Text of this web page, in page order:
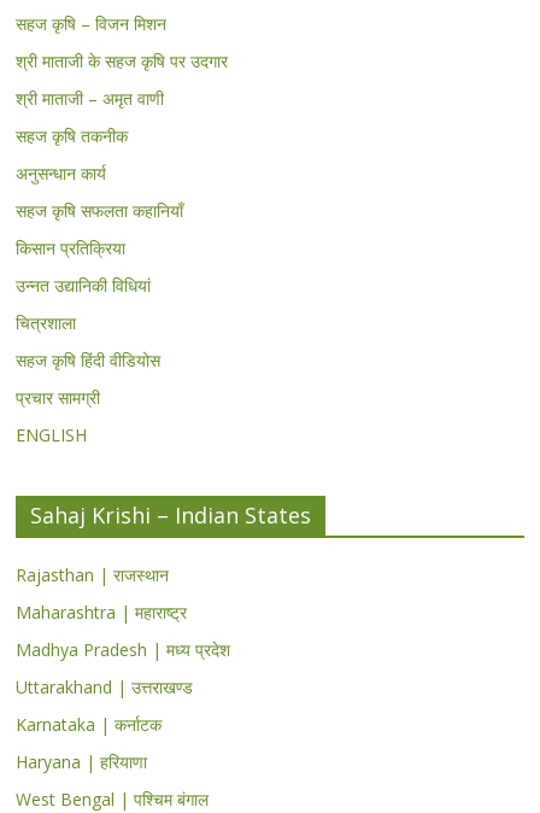
सहज कृषि – विजन मिशन
श्री माताजी के सहज कृषि पर उदगार
श्री माताजी – अमृत वाणी
सहज कृषि तकनीक
अनुसन्धान कार्य
सहज कृषि सफलता कहानियाँ
किसान प्रतिक्रिया
उन्नत उद्यानिकी विधियां
चित्रशाला
सहज कृषि हिंदी वीडियोस
प्रचार सामग्री
ENGLISH
Sahaj Krishi – Indian States
Rajasthan | राजस्थान
Maharashtra | महाराष्ट्र
Madhya Pradesh | मध्य प्रदेश
Uttarakhand | उत्तराखण्ड
Karnataka | कर्नाटक
Haryana | हरियाणा
West Bengal | पश्चिम बंगाल